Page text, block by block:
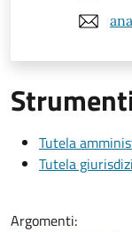
Tutela
Tutela
Argomenti: